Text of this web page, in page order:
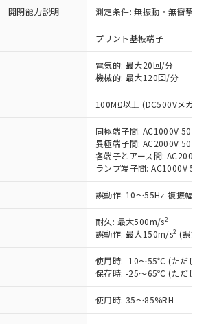
開閉能力説明 測定条件: 無振動・無衝撃
プリント基板端子
電気的: 最大20回/分
機械的: 最大120回/分
100MΩ以上 (DC500Vメガ)
同極端子間: AC1000V 50/
異極端子間: AC2000V 50/
各端子とアース間:
ランプ端子間: AC1000V
誤動作: 10～55Hz 複振幅
耐久: 最大500m/s2
誤動作: 最大150m/s2 (誤動
使用時: -10～55℃ (ただし
保存時: -25～65℃ (ただし
使用時: 35～85%RH
をお読みいただき、同意のうえ
ービスは、当社制御機器事業取扱
の当社在庫状況および標準価格
)を提供させていただくもので
制御機器事業取扱商品の中には、
ービスの対象外となる商品もある
をご了承ください。
状況および標準価格照会結果は、
している更新日時点での社内デー
基づき作成されるものであり、閲
み：EU RoHS指令（10物質）の
応した製品が提供可能な商品で
EU RoHS指令（10物質）の非含
た製品に切り替える予定のある
し：EU RoHS指令（10物質）の
対応の商品で、対応品を出す予
中：EU RoHS指令（10物質）の
応状況を調査中または確認中の
ライセンス料など無形物で、有
と関係のない商品です。
事情により、非含有部品として
、含有品と判明した場合などや
することがあります。
以下、 水銀(Hg) 1000ppm以下、 カド
大均質材料含有率が中国RoHSの
大均質材料含有率が中国RoHSの
えていることを示します。
認です。当社販売部門へお問
質の基準値 (GB/T26572)：
は、これら貴社製品のうち、外国
および外国貿易法に定める商品
下｢規制貨物等」という）を輸出
は国外への提供する場合は、日本
府の輸出許可(または役務取引許